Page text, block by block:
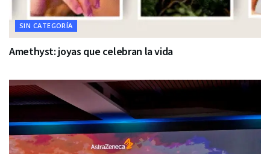
SIN CATEGORÍA
Amethyst: joyas que celebran la vida